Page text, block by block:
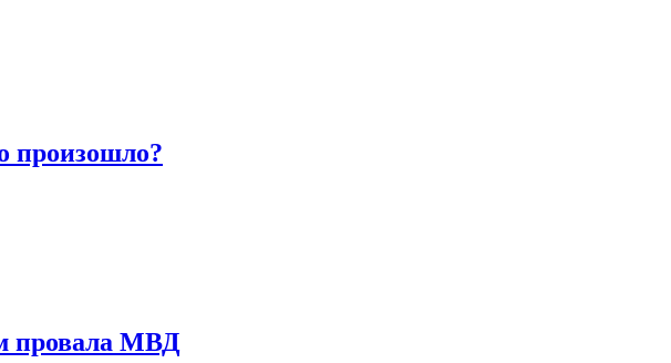
произошло?
провала МВД